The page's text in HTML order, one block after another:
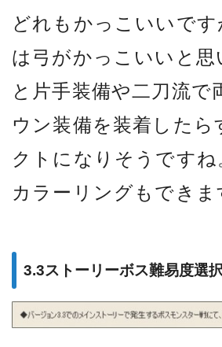
どれもかっこいいです
は弓がかっこいいと思
と片手装備や二刀流で
ウン装備を装着したら
クトになりそうです
カラーリングもできま
3.3ストーリーボス難易度選